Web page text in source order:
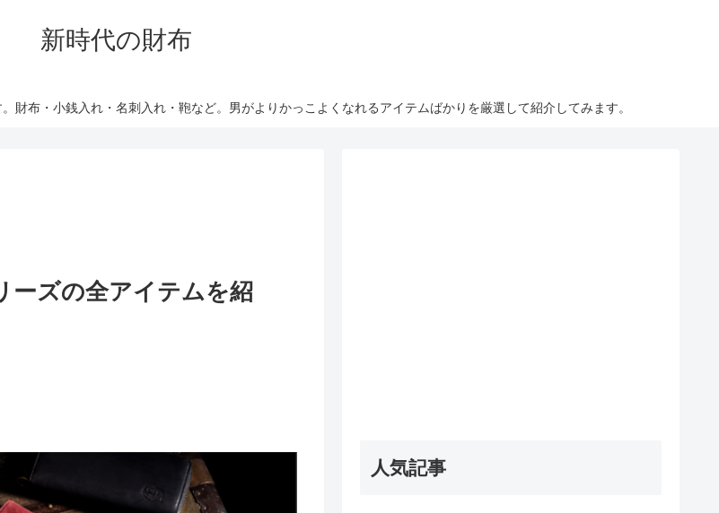
新時代の財布
財布・小銭入れ・名刺入れ・鞄など。男がよりかっこよくなれるアイテムばかりを厳選して紹介してみます。
ーズの全アイテムを紹
人気記事